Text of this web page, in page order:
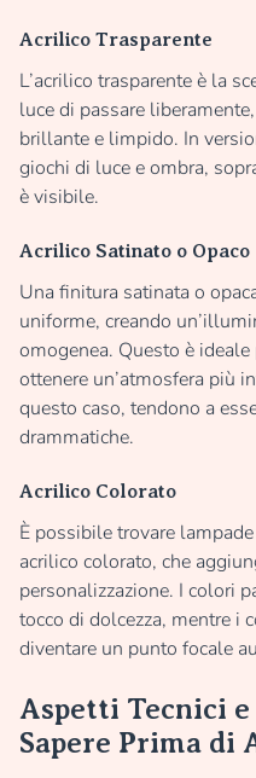
Acrilico Trasparente
L’acrilico trasparente è la
luce di passare
brillante e limpido. In
giochi di luce e ombra,
è visibile.
Acrilico Satinato o Opaco
Una finitura satinata o
uniforme, creando
omogenea. Questo è
ottenere un’atmosfera più
questo caso, tendono a
drammatiche.
Acrilico Colorato
È possibile trovare
acrilico colorato, che
personalizzazione. I colori
tocco di dolcezza, mentre i
diventare un punto focale
Aspetti Tecnici
Sapere Prima di